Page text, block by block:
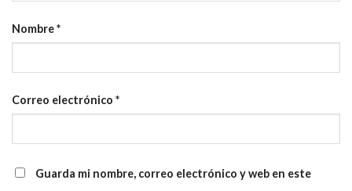
Nombre*
Correo electrónico *
Guarda mi nombre, correo electrónico y web en este